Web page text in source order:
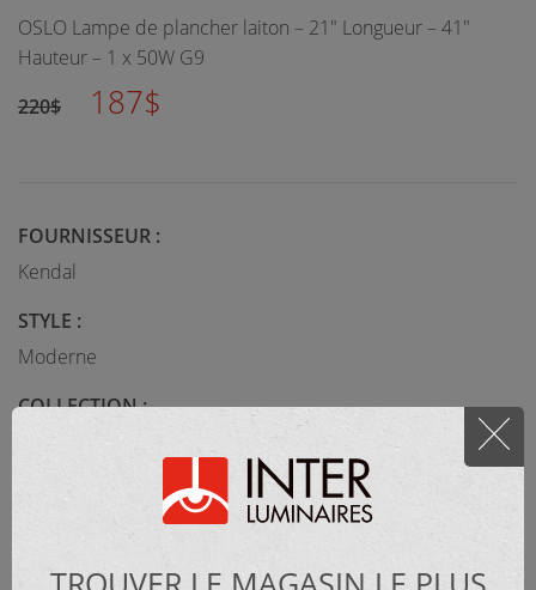
OSLO Lampe de plancher laiton – 21" Longueur – 41"
Hauteur – 1 x 50W G9
220$
187$
FOURNISSEUR :
Kendal
STYLE :
Moderne
COLLECTION :
OSLO